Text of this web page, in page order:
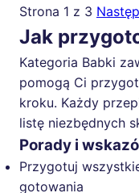
Strona 1 z 3
Jak
Kategoria Babki
pomogą Ci
kroku. Każdy
listę niezbędnych
Porady i
Przygotuj
gotowania